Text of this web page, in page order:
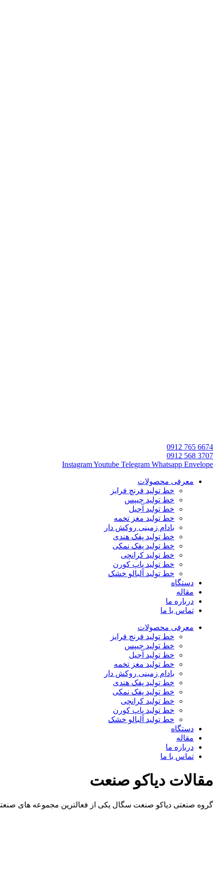
6674 765 0912
3707 568 0912
InstagramYoutube Telegram Whatsapp Envelope
معرفی محصولات
خط تولید فرنچ فرایز
خط تولید چیپس
خط تولید آجیل
خط تولید مغز تخمه
بادام زمینی روکش دار
خط تولید پفک هندی
خط تولید پفک نمکی
خط تولید کرانچی
خط تولید پاپ کورن
خط تولید آلبالو خشک
دستگاه
مقاله
درباره ما
تماس با ما
معرفی محصولات
خط تولید فرنچ فرایز
خط تولید چیپس
خط تولید آجیل
خط تولید مغز تخمه
بادام زمینی روکش دار
خط تولید پفک هندی
خط تولید پفک نمکی
خط تولید کرانچی
خط تولید پاپ کورن
خط تولید آلبالو خشک
دستگاه
مقاله
درباره ما
تماس با ما
مقالات دیاکو صنعت
گروه صنعتی دیاکو صنعت سگال یکی از فعالترین مجموعه های